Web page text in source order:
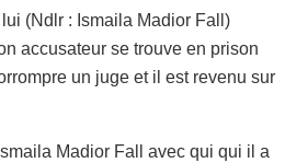
lui (Ndlr : Ismaila Madior Fall)
accusateur se trouve en prison
un juge et il est revenu sur
Madior Fall avec qui qui il a